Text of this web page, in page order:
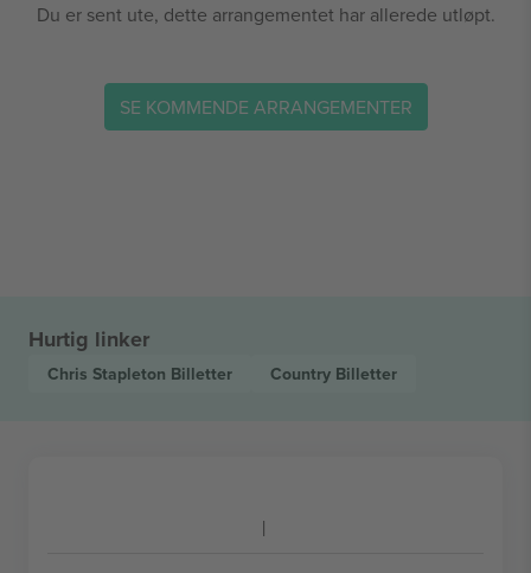
Du er sent ute, dette arrangementet har allerede utløpt.
SE KOMMENDE ARRANGEMENTER
Hurtig linker
Chris Stapleton Billetter Country Billetter